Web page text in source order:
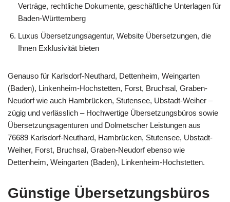
Verträge, rechtliche Dokumente, geschäftliche Unterlagen für
Baden-Württemberg
Luxus Übersetzungsagentur, Website Übersetzungen, die
Ihnen Exklusivität bieten
Genauso für Karlsdorf-Neuthard, Dettenheim, Weingarten
(Baden), Linkenheim-Hochstetten, Forst, Bruchsal, Graben-
Neudorf wie auch Hambrücken, Stutensee, Ubstadt-Weiher –
zügig und verlässlich – Hochwertige Übersetzungsbüros sowie
Übersetzungsagenturen und Dolmetscher Leistungen aus
76689 Karlsdorf-Neuthard, Hambrücken, Stutensee, Ubstadt-
Weiher, Forst, Bruchsal, Graben-Neudorf ebenso wie
Dettenheim, Weingarten (Baden), Linkenheim-Hochstetten.
Günstige Übersetzungsbüros